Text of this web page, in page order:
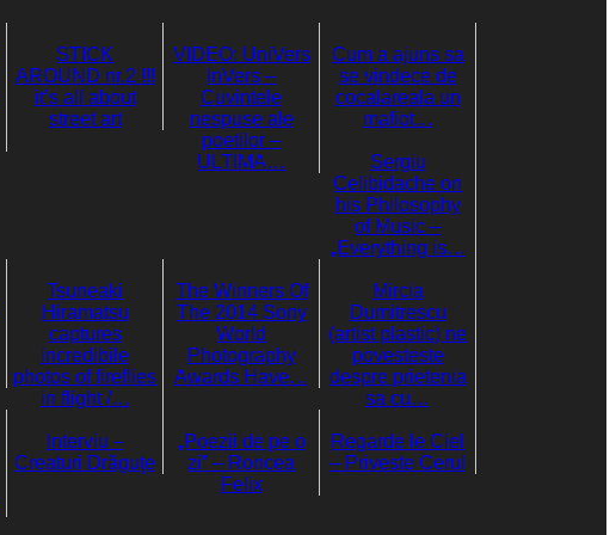
STICK
AROUND nr.2 !!!
it’s all about
street art
VIDEO: UniVers
InVers –
Cuvintele
nespuse ale
poetilor –
ULTIMA…
Cum a ajuns sa
se vindece de
cocalareala un
mafiot…
Sergiu
Celibidache on
his Philosophy
of Music –
„Everything is…
Tsuneaki
Hiramatsu
captures
incredibile
photos of fireflies
in flight /…
The Winners Of
The 2014 Sony
World
Photography
Awards Have…
Mircia
Dumitrescu
(artist plastic) ne
povesteste
despre prietenia
sa cu…
Interviu –
Creaturi Drăguţe
„Poezii de pe o
zi” – Roncea
Felix
Regarde le Ciel
– Priveste Cerul